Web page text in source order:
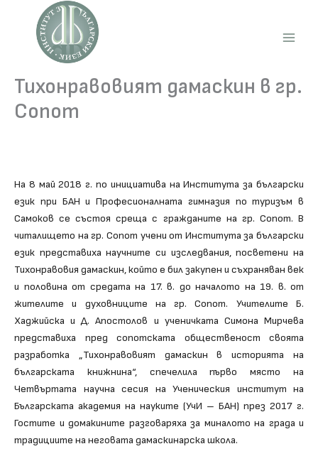
content
Тихонравовият дамаскин в гр.
Сопот
На 8 май 2018 г. по инициатива на Института за български
език при БАН и Професионалната гимназия по туризъм в
Самоков се състоя среща с гражданите на гр. Сопот. В
читалището на гр. Сопот учени от Института за български
език представиха научните си изследвания, посветени на
Тихонравовия дамаскин, който е бил закупен и съхраняван век
и половина от средата на 17. в. до началото на 19. в. от
жителите и духовниците на гр. Сопот. Учителите Б.
Хаджийска и Д. Апостолов и ученичката Симона Мирчева
представиха пред сопотската общественост своята
разработка „Тихонравовият дамаскин в историята на
българската книжнина“, спечелила първо място на
Четвъртата научна сесия на Ученическия институт на
Българската академия на науките (УчИ – БАН) през 2017 г.
Гостите и домакините разговаряха за миналото на града и
традициите на неговата дамаскинарска школа.